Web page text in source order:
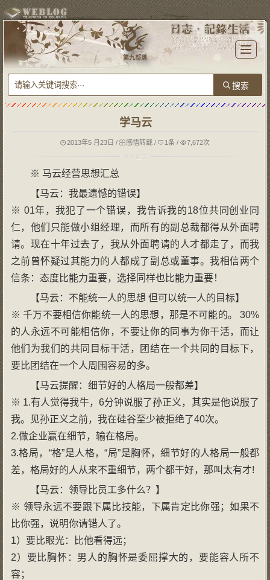
T
o
l
e
n
第九部落
学马云
2013年5 月23日 / 感悟转载/ 1条/ 7,672次
※ 马云经营思想汇总
【马云：我最遗憾的错误】
※ 01年，我犯了一个错误，我告诉我的18位共同创业同
仁，他们只能做小组经理，而所有的副总裁都得从外面聘
请。现在十年过去了，我从外面聘请的人才都走了，而我
之前曾怀疑过其能力的人都成了副总或董事。我相信两个
信条：态度比能力重要，选择同样也比能力重要！
【马云：不能统一人的思想 但可以统一人的目标】
※ 千万不要相信你能统一人的思想，那是不可能的。 30%
的人永远不可能相信你，不要让你的同事为你干活，而让
他们为我们的共同目标干活，团结在一个共同的目标下，
要比团结在一个人周围容易的多。
【马云提醒：细节好的人格局一般都差】
※ 1.有人觉得我牛，6分钟说服了孙正义，其实是他说服了
我。见孙正义之前，我在硅谷至少被拒绝了40次。
2.做企业赢在细节，输在格局。
3.格局，“格”是人格，“局”是胸怀，细节好的人格局一般都
差，格局好的人从来不重细节，两个都干好，那叫太有才!
【马云：领导比员工多什么？】
※ 领导永远不要跟下属比技能，下属肯定比你强；如果不
比你强，说明你请错人了。
1）要比眼光：比他看得远；
2）要比胸怀：男人的胸怀是委屈撑大的，要能容人所不
容；